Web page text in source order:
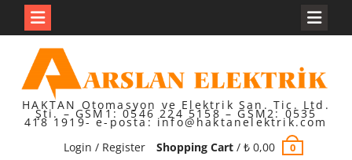
content
HAKTAN Otomasyon ve Elektrik San. Tic. Ltd.
Şti. – GSM1: 0546 224 5158 – GSM2: 0535
418 1919- e-posta: info@haktanelektrik.com
Login / Register
Shopping Cart/ ₺0,00 0